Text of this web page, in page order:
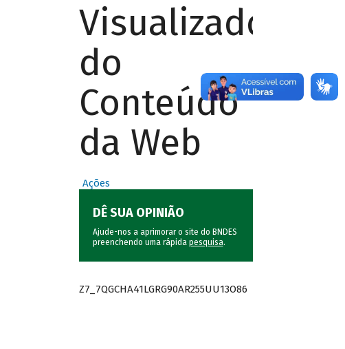
Visualizador
do
Conteúdo
da Web
Ações
DÊ SUA OPINIÃO
Ajude-nos a aprimorar o site do BNDES
preenchendo uma rápida pesquisa.
Z7_7QGCHA41LGRG90AR255UU13O86